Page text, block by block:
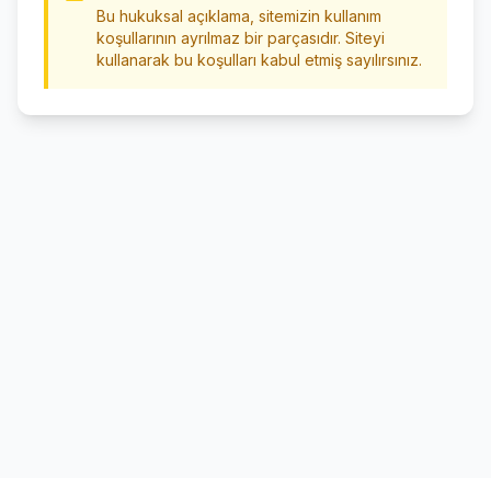
Bu hukuksal açıklama, sitemizin kullanım
koşullarının ayrılmaz bir parçasıdır. Siteyi
kullanarak bu koşulları kabul etmiş sayılırsınız.